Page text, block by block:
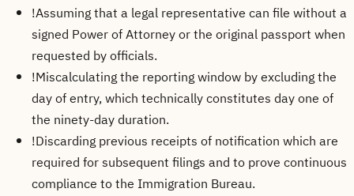
!Assuming that a legal representative can file without a
signed Power of Attorney or the original passport when
requested by officials.
!Miscalculating the reporting window by excluding the
day of entry, which technically constitutes day one of
the ninety-day duration.
!Discarding previous receipts of notification which are
required for subsequent filings and to prove continuous
compliance to the Immigration Bureau.